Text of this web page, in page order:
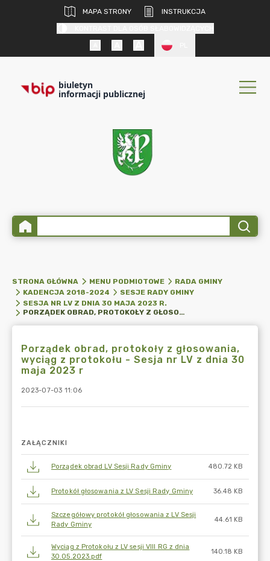
MAPA STRONY
INSTRUKCJA
biuletyn
informacji publicznej
STRONA GŁÓWNA MENU PODMIOTOWE
RADA GMINY
KADENCJA 2018-2024
SESJE RADY GMINY
SESJA NR LV Z DNIA 30 MAJA 2023 R.
PORZĄDEK OBRAD, PROTOKOŁY Z GŁOSOWANIA, WYCIĄG Z PROTOKOŁU - SESJA NR LV Z DNIA 30 MAJA 2023 R
Porządek obrad, protokoły z głosowania,
wyciąg z protokołu - Sesja nr LV z dnia 30
maja 2023 r
2023-07-03 11:06
ZAŁĄCZNIKI
Porządek obrad LV Sesji Rady Gminy 480.72 KB
Protokół głosowania z LV Sesji Rady Gminy 36.48 KB
Szczegółowy protokół głosowania z LV Sesji
Rady Gminy
44.61 KB
Wyciąg z Protokołu z LV sesji VIII RG z dnia
30.05.2023.pdf
140.18 KB